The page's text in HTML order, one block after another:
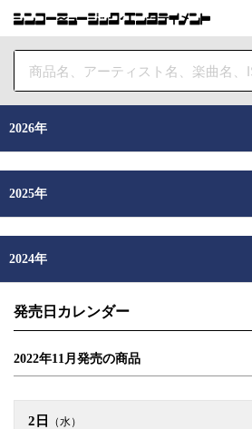
2026年
2025年
2024年
発売日カレンダー
2022年11月 発売の商品
2日 （水）